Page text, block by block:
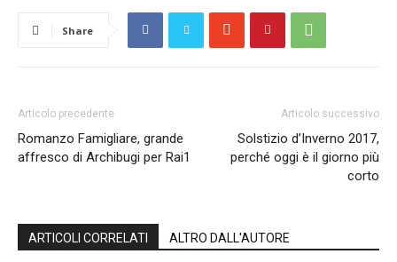
Share
Articolo precedente
Romanzo Famigliare, grande
affresco di Archibugi per Rai1
Articolo successivo
Solstizio d’Inverno 2017,
perché oggi è il giorno più
corto
ARTICOLI CORRELATI ALTRO DALL'AUTORE